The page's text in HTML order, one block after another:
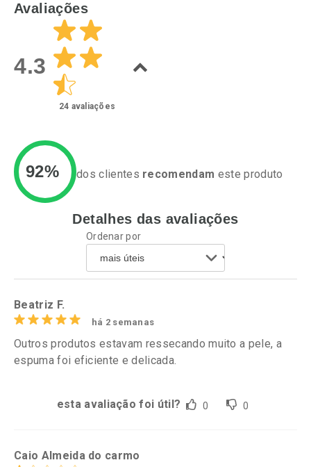
Laboratório
Ativar Desconto
Comprar sem Desconto
Por R$ 49,27/cada
Por Menos
Comprar sem Desconto
Ativar Desconto
Comprar sem Desconto
Por R$ 52,64/cada
Avaliações
4.3
24 avaliações
92% dos clientes recomendam este produto
Detalhes das avaliações
Ordenar por
Beatriz F.
há 2 semanas
Outros produtos estavam ressecando muito a pele, a
espuma foi eficiente e delicada.
esta avaliação foi útil? 0 0
Caio Almeida do carmo